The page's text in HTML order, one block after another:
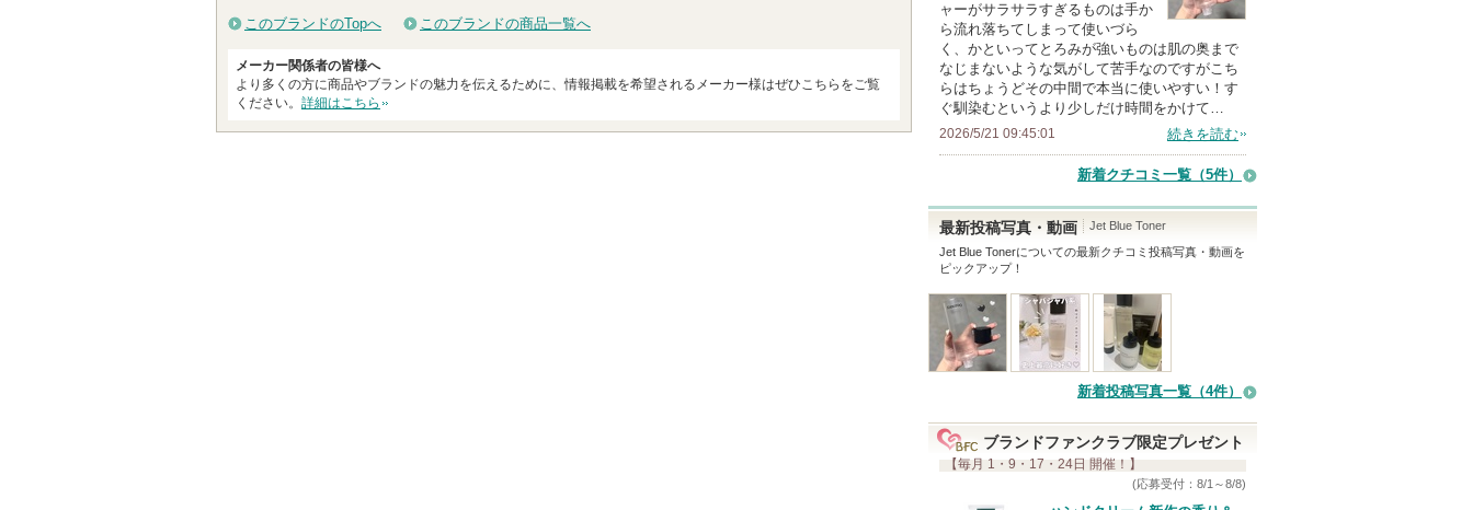
このブランドのTopへ このブランドの商品一覧へ
メーカー関係者の皆様へ
より多くの方に商品やブランドの魅力を伝えるために、情報掲載を希望されるメーカー様はぜひこちらをご覧
ください。 詳細はこちら
ャーがサラサラすぎるものは手か
ら流れ落ちてしまって使いづら
く、かといってとろみが強いものは肌の奥まで
なじまないような気がして苦手なのですがこち
らはちょうどその中間で本当に使いやすい！す
ぐ馴染むというより少しだけ時間をかけて…
2026/5/21 09:45:01 続きを読む
新着クチコミ一覧 （5件）
最新投稿写真・動画
Jet Blue Toner
Jet Blue Tonerについての最新クチコミ投稿写真・動画を
ピックアップ！
新着投稿写真一覧（4件）
ブランドファンクラブ限定プレゼント
【毎月 1・9・17・24日 開催！】
(応募受付：8/1～8/8)